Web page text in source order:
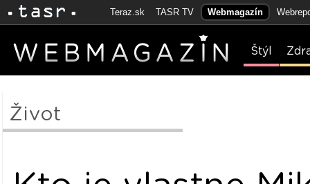
Teraz.sk TASR TV Webmagazín
Štýl
Život